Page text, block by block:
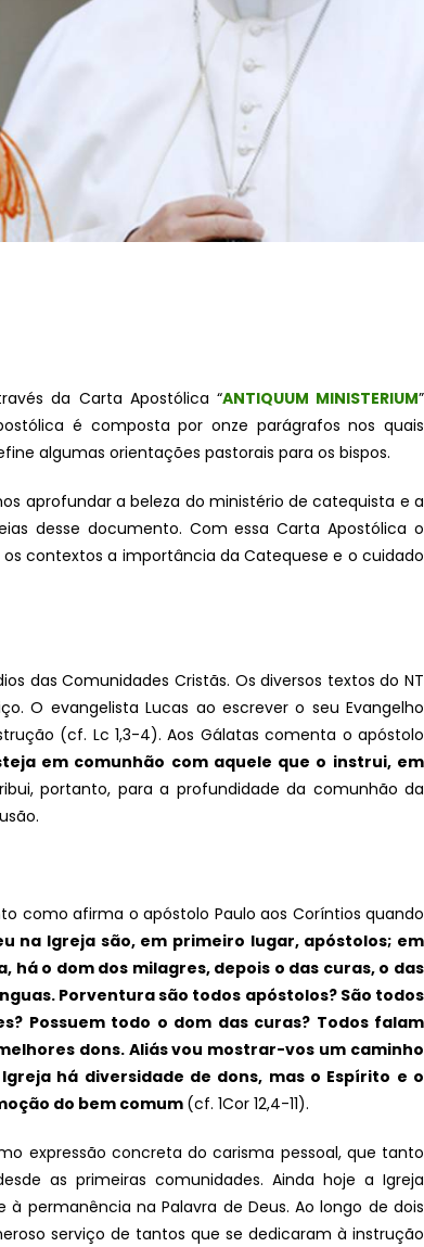
da Carta Apostólica “ANTIQUUM MINISTERIUM”
é composta por onze parágrafos nos quais
algumas orientações pastorais para os bispos.
aprofundar a beleza do ministério de catequista e a
desse documento. Com essa Carta Apostólica o
contextos a importância da Catequese e o cuidado
das Comunidades Cristãs. Os diversos textos do NT
O evangelista Lucas ao escrever o seu Evangelho
(cf. Lc 1,3-4). Aos Gálatas comenta o apóstolo
em comunhão com aquele que o instrui, em
portanto, para a profundidade da comunhão da
como afirma o apóstolo Paulo aos Coríntios quando
na Igreja são, em primeiro lugar, apóstolos; em
o dom dos milagres, depois o das curas, o das
Porventura são todos apóstolos? São todos
Possuem todo o dom das curas? Todos falam
dons. Aliás vou mostrar-vos um caminho
há diversidade de dons, mas o Espírito e o
do bem comum (cf. 1Cor 12,4-11).
expressão concreta do carisma pessoal, que tanto
as primeiras comunidades. Ainda hoje a Igreja
permanência na Palavra de Deus. Ao longo de dois
serviço de tantos que se dedicaram à instrução